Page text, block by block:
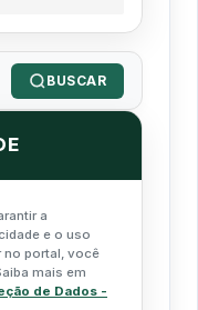
BUSCAR
a
e o uso
no portal, você
mais em
de Dados -